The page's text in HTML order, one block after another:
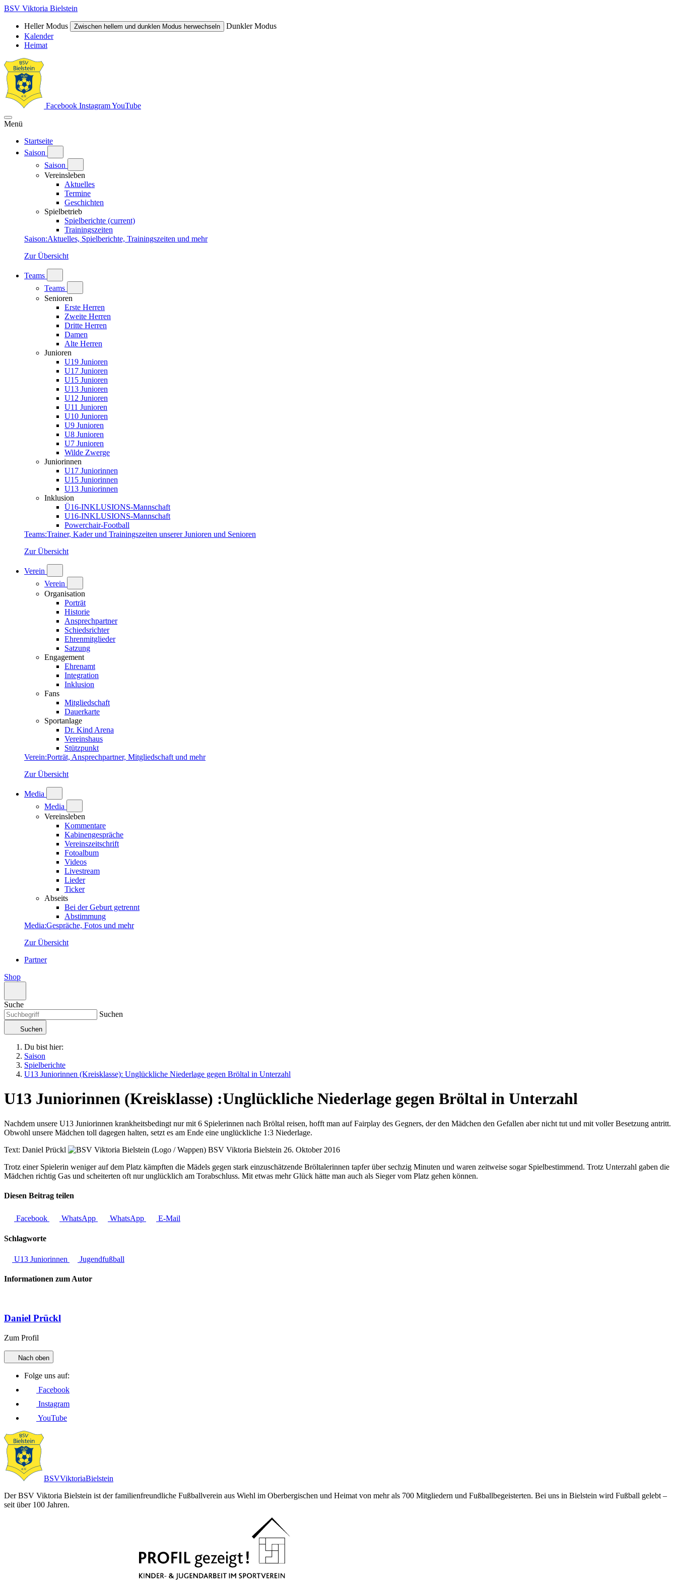
BSV Viktoria Bielstein
Heller Modus Zwischen hellem und dunklen Modus herwechseln
Dunkler Modus
Kalender
Heimat
Facebook InstagramYouTube
Menü
Startseite
Saison
Saison
Vereinsleben
Aktuelles
Termine
Geschichten
Spielbetrieb
Spielberichte (current)
Trainingszeiten
Saison:Aktuelles, Spielberichte, Trainingszeiten und mehr
Zur Übersicht
Teams
Teams
Senioren
Erste Herren
Zweite Herren
Dritte Herren
Damen
Alte Herren
Junioren
U19 Junioren
U17 Junioren
U15 Junioren
U13 Junioren
U12 Junioren
U11 Junioren
U10 Junioren
U9 Junioren
U8 Junioren
U7 Junioren
Wilde Zwerge
Juniorinnen
U17 Juniorinnen
U15 Juniorinnen
U13 Juniorinnen
Inklusion
Ü16-INKLUSIONS-Mannschaft
U16-INKLUSIONS-Mannschaft
Powerchair-Football
Teams:Trainer, Kader und Trainingszeiten unserer Junioren und Senioren
Zur Übersicht
Verein
Verein
Organisation
Porträt
Historie
Ansprechpartner
Schiedsrichter
Ehrenmitglieder
Satzung
Engagement
Ehrenamt
Integration
Inklusion
Fans
Mitgliedschaft
Dauerkarte
Sportanlage
Dr. Kind Arena
Vereinshaus
Stützpunkt
Verein:Porträt, Ansprechpartner, Mitgliedschaft und mehr
Zur Übersicht
Media
Media
Vereinsleben
Kommentare
Kabinengespräche
Vereinszeitschrift
Fotoalbum
Videos
Livestream
Lieder
Ticker
Abseits
Bei der Geburt getrennt
Abstimmung
Media:Gespräche, Fotos und mehr
Zur Übersicht
Partner
Shop
Suche
Suchen
Suchen
Du bist hier:
Saison
Spielberichte
U13 Juniorinnen (Kreisklasse): Unglückliche Niederlage gegen Bröltal in Unterzahl
U13 Juniorinnen (Kreisklasse) :Unglückliche Niederlage gegen Bröltal in Unterzahl
Nachdem unsere U13 Juniorinnen krankheitsbedingt nur mit 6 Spielerinnen nach Bröltal reisen, hofft man auf Fairplay des Gegners, der den Mädchen den Gefallen aber nicht tut und mit voller Besetzung antritt.
Obwohl unsere Mädchen toll dagegen halten, setzt es am Ende eine unglückliche 1:3 Niederlage.
Text: Daniel Prückl BSV Viktoria Bielstein 26. Oktober 2016
Trotz einer Spielerin weniger auf dem Platz kämpften die Mädels gegen stark einzuschätzende Bröltalerinnen tapfer über sechzig Minuten und waren zeitweise sogar Spielbestimmend. Trotz Unterzahl gaben die
Mädchen richtig Gas und scheiterten oft nur unglücklich am Torabschluss. Mit etwas mehr Glück hätte man auch als Sieger vom Platz gehen können.
Diesen Beitrag teilen
Facebook WhatsApp WhatsApp E-Mail
Schlagworte
U13 Juniorinnen Jugendfußball
Informationen zum Autor
Daniel Prückl
Zum Profil
Nach oben
Folge uns auf:
Facebook
Instagram
YouTube
BSVViktoriaBielstein
Der BSV Viktoria Bielstein ist der familienfreundliche Fußballverein aus Wiehl im Oberbergischen und Heimat von mehr als 700 Mitgliedern und Fußballbegeisterten. Bei uns in Bielstein wird Fußball gelebt –
seit über 100 Jahren.